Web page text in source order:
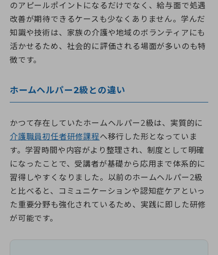
のアピールポイントになるだけでなく、給与面で処遇
改善が期待できるケースも少なくありません。学んだ
知識や技術は、家族の介護や地域のボランティアにも
活かせるため、社会的に評価される場面が多いのも特
徴です。
ホームヘルパー2級との違い
かつて存在していたホームヘルパー2級は、実質的に
介護職員初任者研修課程へ移行した形となっていま
す。学習時間や内容がより整理され、制度として明確
になったことで、受講者が基礎から応用まで体系的に
習得しやすくなりました。以前のホームヘルパー2級
と比べると、コミュニケーションや認知症ケアといっ
た重要分野も強化されているため、実践に即した研修
が可能です。